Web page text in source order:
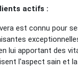
actifs :
est connu pour
lui apportant des
l'aspect sain et